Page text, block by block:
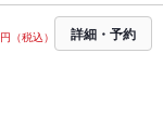
円（税込） 詳細・予約